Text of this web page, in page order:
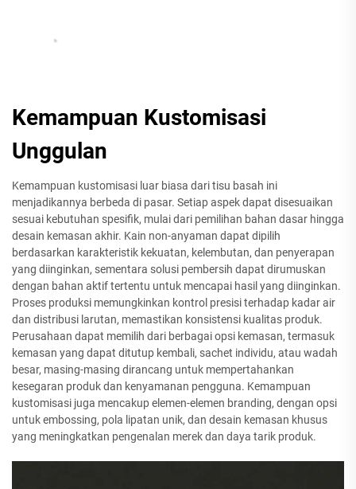
Kemampuan Kustomisasi
Unggulan
Kemampuan kustomisasi luar biasa dari tisu basah ini
menjadikannya berbeda di pasar. Setiap aspek dapat disesuaikan
sesuai kebutuhan spesifik, mulai dari pemilihan bahan dasar hingga
desain kemasan akhir. Kain non-anyaman dapat dipilih
berdasarkan karakteristik kekuatan, kelembutan, dan penyerapan
yang diinginkan, sementara solusi pembersih dapat dirumuskan
dengan bahan aktif tertentu untuk mencapai hasil yang diinginkan.
Proses produksi memungkinkan kontrol presisi terhadap kadar air
dan distribusi larutan, memastikan konsistensi kualitas produk.
Perusahaan dapat memilih dari berbagai opsi kemasan, termasuk
kemasan yang dapat ditutup kembali, sachet individu, atau wadah
besar, masing-masing dirancang untuk mempertahankan
kesegaran produk dan kenyamanan pengguna. Kemampuan
kustomisasi juga mencakup elemen-elemen branding, dengan opsi
untuk embossing, pola lipatan unik, dan desain kemasan khusus
yang meningkatkan pengenalan merek dan daya tarik produk.